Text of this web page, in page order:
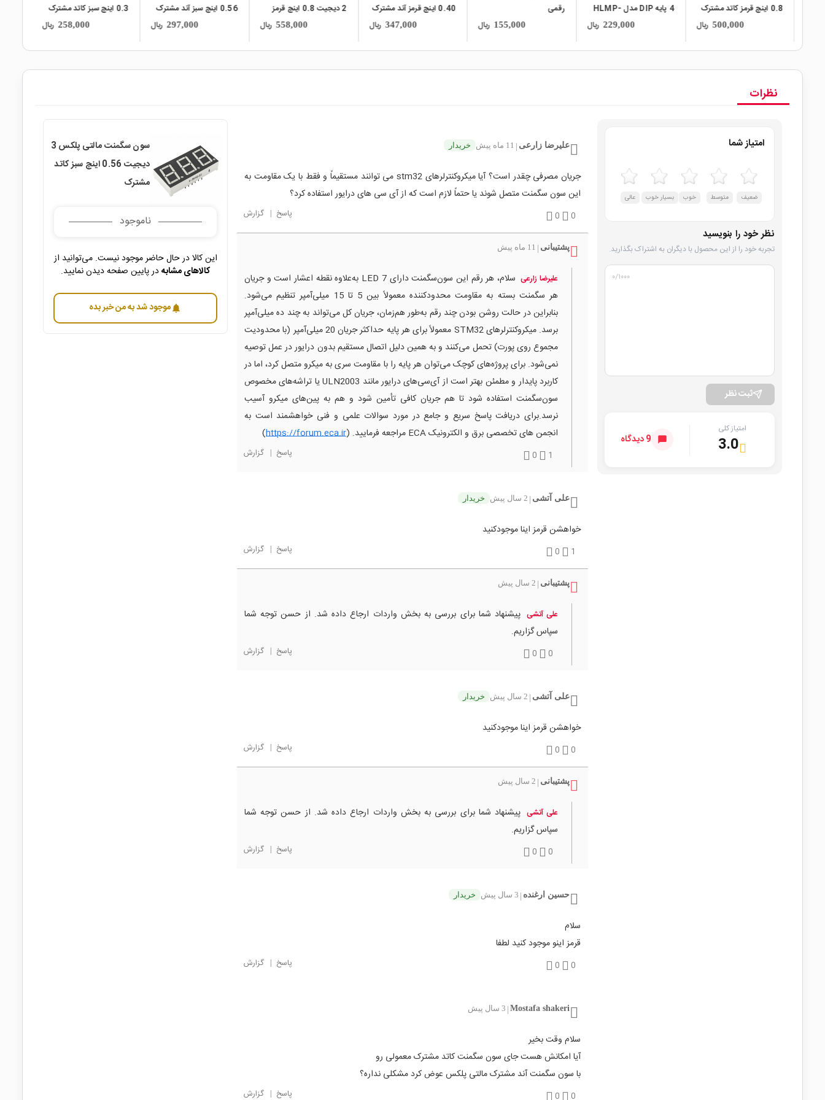
0.8 اینچ قرمز کاتد مشترک
500,000 ریال
4 پایه DIP مدل HLMP-
229,000 ریال
رقمی
155,000 ریال
0.40 اینچ قرمز آند مشترک
347,000 ریال
2 دیجیت 0.8 اینچ قرمز
کاتد مشترک کد CM2-
558,000 ریال
0.56 اینچ سبز آند مشترک
297,000 ریال
0.3 اینچ سبز کاتد مشترک
258,000 ریال
نظرات
امتیاز شما
ضعیف متوسط خوب بسیار خوب عالی
نظر خود را بنویسید
تجربه خود را از این محصول با دیگران به اشتراک بگذارید.
۰/۱۰۰۰
ثبت نظر
امتیاز کلی
3.0 9 دیدگاه
علیرضا زارعی | 11 ماه پیش خریدار
جریان مصرفی چقدر است؟ آیا میکروکنترلرهای stm32 می توانند مستقیماً و فقط با یک مقاومت به
این سون سگمنت متصل شوند یا حتماً لازم است که از آی سی های درایور استفاده کرد؟
0
0 پاسخ | گزارش
پشتیبانی | 11 ماه پیش
علیرضا زارعی
سلام، هر رقم این سون‌سگمنت دارای 7 LED به‌علاوه نقطه اعشار است و جریان
هر سگمنت بسته به مقاومت محدودکننده معمولاً بین 5 تا 15 میلی‌آمپر تنظیم می‌شود.
بنابراین در حالت روشن بودن چند رقم به‌طور هم‌زمان، جریان کل می‌تواند به چند ده میلی‌آمپر
برسد. میکروکنترلرهای STM32 معمولاً برای هر پایه حداکثر جریان 20 میلی‌آمپر (با محدودیت
مجموع روی پورت) تحمل می‌کنند و به همین دلیل اتصال مستقیم بدون درایور در عمل توصیه
نمی‌شود. برای پروژه‌های کوچک می‌توان هر پایه را با مقاومت سری به میکرو متصل کرد، اما در
کاربرد پایدار و مطمئن بهتر است از آی‌سی‌های درایور مانند ULN2003 یا تراشه‌های مخصوص
سون‌سگمنت استفاده شود تا هم جریان کافی تأمین شود و هم به پین‌های میکرو آسیب
نرسد.برای دریافت پاسخ سریع و جامع در مورد سوالات علمی و فنی خواهشمند است به
انجمن های تخصصی برق و الکترونیک ECA مراجعه فرمایید. (
https://forum.eca.ir
)
1
0 پاسخ | گزارش
علی آتشی | 2 سال پیش خریدار
خواهشن قرمز اینا موجودکنید
1
0 پاسخ | گزارش
پشتیبانی | 2 سال پیش
علی آتشی پیشنهاد شما برای بررسی به بخش واردات ارجاع داده شد. از حسن توجه شما
سپاس گزاریم.
0
0 پاسخ | گزارش
علی آتشی | 2 سال پیش خریدار
خواهشن قرمز اینا موجودکنید
0
0 پاسخ | گزارش
پشتیبانی | 2 سال پیش
علی آتشی پیشنهاد شما برای بررسی به بخش واردات ارجاع داده شد. از حسن توجه شما
سپاس گزاریم.
0
0 پاسخ | گزارش
حسین ارغنده | 3 سال پیش خریدار
سلام
قرمز اینو موجود کنید لطفا
0
0 پاسخ | گزارش
Mostafa shakeri
| 3 سال پیش
سلام وقت بخیر
آیا امکانش هست جای سون سگمنت کاتد مشترک معمولی رو
با سون سگمنت آند مشترک مالتی پلکس عوض کرد مشکلی نداره؟
0
0 پاسخ | گزارش
سون سگمنت مالتی پلکس 3
دیجیت 0.56 اینچ سبز کاتد
مشترک
ناموجود
این کالا در حال حاضر موجود نیست. می‌توانید از
کالاهای مشابهدر پایین صفحه دیدن نمایید.
notificationsموجود شد به من خبر بده